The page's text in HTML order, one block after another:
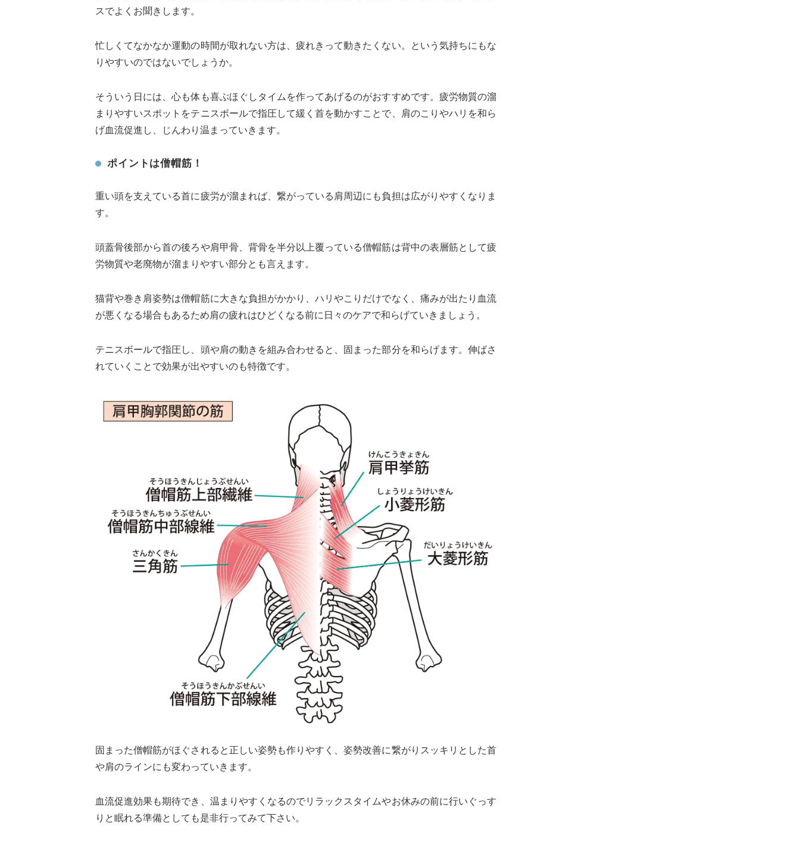
スでよくお聞きします。
忙しくてなかなか運動の時間が取れない方は、疲れきって動きたくない。という気持ちにもな
りやすいのではないでしょうか。
そういう日には、心も体も喜ぶほぐしタイムを作ってあげるのがおすすめです。疲労物質の溜
まりやすいスポットをテニスボールで指圧して緩く首を動かすことで、肩のこりやハリを和ら
げ血流促進し、じんわり温まっていきます。
ポイントは僧帽筋！
重い頭を支えている首に疲労が溜まれば、繋がっている肩周辺にも負担は広がりやすくなりま
す。
頭蓋骨後部から首の後ろや肩甲骨、背骨を半分以上覆っている僧帽筋は背中の表層筋として疲
労物質や老廃物が溜まりやすい部分とも言えます。
猫背や巻き肩姿勢は僧帽筋に大きな負担がかかり、ハリやこりだけでなく、痛みが出たり血流
が悪くなる場合もあるため肩の疲れはひどくなる前に日々のケアで和らげていきましょう。
テニスボールで指圧し、頭や肩の動きを組み合わせると、固まった部分を和らげます。伸ばさ
れていくことで効果が出やすいのも特徴です。
固まった僧帽筋がほぐされると正しい姿勢も作りやすく、姿勢改善に繋がりスッキリとした首
や肩のラインにも変わっていきます。
血流促進効果も期待でき、温まりやすくなるのでリラックスタイムやお休みの前に行いぐっす
りと眠れる準備としても是非行ってみて下さい。